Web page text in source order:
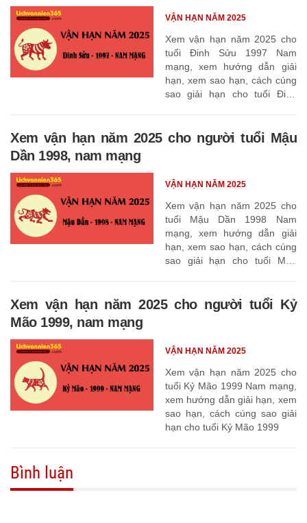
Xem vận hạn năm 2025 cho
tuổi Đinh Sửu 1997 Nam
mạng, xem hướng dẫn giải
hạn, xem sao hạn, cách cúng
sao giải hạn cho tuổi Đinh
VẬN HẠN NĂM 2025
Xem vận hạn năm 2025 cho người tuổi Mậu
Dần 1998, nam mạng
Xem vận hạn năm 2025 cho
tuổi Mậu Dần 1998 Nam
mạng, xem hướng dẫn giải
hạn, xem sao hạn, cách cúng
sao giải hạn cho tuổi Mậu
VẬN HẠN NĂM 2025
Xem vận hạn năm 2025 cho người tuổi Kỷ
Mão 1999, nam mạng
Xem vận hạn năm 2025 cho
tuổi Kỷ Mão 1999 Nam mạng,
xem hướng dẫn giải hạn, xem
sao hạn, cách cúng sao giải
hạn cho tuổi Kỷ Mão 1999
VẬN HẠN NĂM 2025
Bình luận